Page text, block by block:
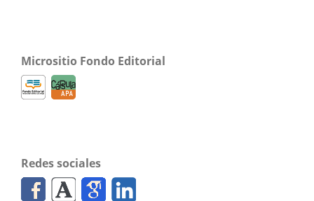
Micrositio Fondo Editorial
Redes sociales